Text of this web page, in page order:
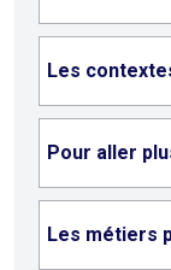
Les
Pour aller
Les métiers